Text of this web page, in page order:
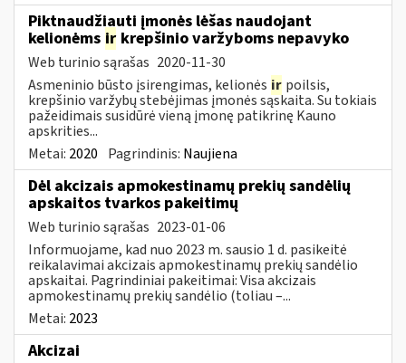
Piktnaudžiauti įmonės lėšas naudojant
kelionėms ir krepšinio varžyboms nepavyko
Web turinio sąrašas 2020-11-30
Asmeninio būsto įsirengimas, kelionės ir poilsis,
krepšinio varžybų stebėjimas įmonės sąskaita. Su tokiais
pažeidimais susidūrė vieną įmonę patikrinę Kauno
apskrities...
Metai: 2020 Pagrindinis: Naujiena
Dėl akcizais apmokestinamų prekių sandėlių
apskaitos tvarkos pakeitimų
Web turinio sąrašas 2023-01-06
Informuojame, kad nuo 2023 m. sausio 1 d. pasikeitė
reikalavimai akcizais apmokestinamų prekių sandėlio
apskaitai. Pagrindiniai pakeitimai: Visa akcizais
apmokestinamų prekių sandėlio (toliau –...
Metai: 2023
Akcizai